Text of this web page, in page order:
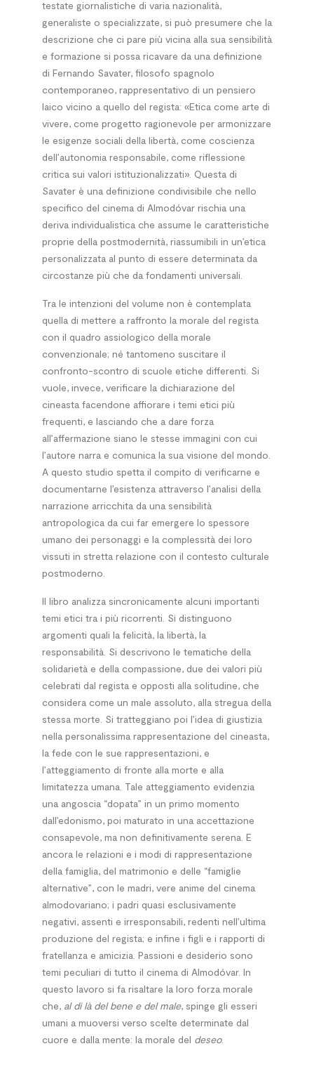
testate giornalistiche di varia nazionalità,
generaliste o specializzate, si può presumere che la
descrizione che ci pare più vicina alla sua sensibilità
e formazione si possa ricavare da una definizione
di Fernando Savater, filosofo spagnolo
contemporaneo, rappresentativo di un pensiero
laico vicino a quello del regista: «Etica come arte di
vivere, come progetto ragionevole per armonizzare
le esigenze sociali della libertà, come coscienza
dell’autonomia responsabile, come riflessione
critica sui valori istituzionalizzati». Questa di
Savater è una definizione condivisibile che nello
specifico del cinema di Almodóvar rischia una
deriva individualistica che assume le caratteristiche
proprie della postmodernità, riassumibili in un’etica
personalizzata al punto di essere determinata da
circostanze più che da fondamenti universali.
Tra le intenzioni del volume non è contemplata
quella di mettere a raffronto la morale del regista
con il quadro assiologico della morale
convenzionale; né tantomeno suscitare il
confronto-scontro di scuole etiche differenti. Si
vuole, invece, verificare la dichiarazione del
cineasta facendone affiorare i temi etici più
frequenti, e lasciando che a dare forza
all’affermazione siano le stesse immagini con cui
l’autore narra e comunica la sua visione del mondo.
A questo studio spetta il compito di verificarne e
documentarne l’esistenza attraverso l’analisi della
narrazione arricchita da una sensibilità
antropologica da cui far emergere lo spessore
umano dei personaggi e la complessità dei loro
vissuti in stretta relazione con il contesto culturale
postmoderno.
Il libro analizza sincronicamente alcuni importanti
temi etici tra i più ricorrenti. Si distinguono
argomenti quali la felicità, la libertà, la
responsabilità. Si descrivono le tematiche della
solidarietà e della compassione, due dei valori più
celebrati dal regista e opposti alla solitudine, che
considera come un male assoluto, alla stregua della
stessa morte. Si tratteggiano poi l’idea di giustizia
nella personalissima rappresentazione del cineasta,
la fede con le sue rappresentazioni, e
l’atteggiamento di fronte alla morte e alla
limitatezza umana. Tale atteggiamento evidenzia
una angoscia “dopata” in un primo momento
dall’edonismo, poi maturato in una accettazione
consapevole, ma non definitivamente serena. E
ancora le relazioni e i modi di rappresentazione
della famiglia, del matrimonio e delle “famiglie
alternative”, con le madri, vere anime del cinema
almodovariano; i padri quasi esclusivamente
negativi, assenti e irresponsabili, redenti nell’ultima
produzione del regista; e infine i figli e i rapporti di
fratellanza e amicizia. Passioni e desiderio sono
temi peculiari di tutto il cinema di Almodóvar. In
questo lavoro si fa risaltare la loro forza morale
che, al di là del bene e del male, spinge gli esseri
umani a muoversi verso scelte determinate dal
cuore e dalla mente: la morale del deseo.